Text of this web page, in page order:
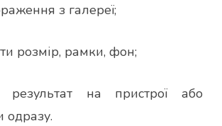
з галереї;
розмір, рамки, фон;
результат на пристрої або
одразу.